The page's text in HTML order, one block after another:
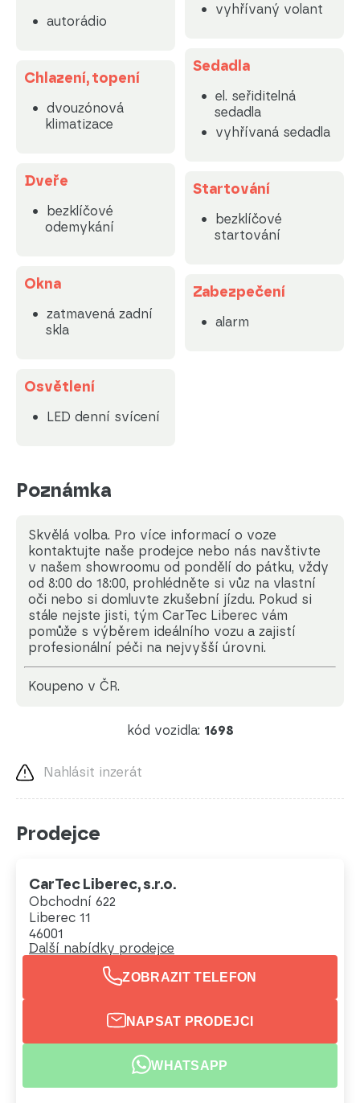
autorádio
Chlazení, topení
dvouzónová
klimatizace
Dveře
bezklíčové
odemykání
Okna
zatmavená zadní
skla
Osvětlení
LED denní svícení
vyhřívaný volant
Sedadla
el. seřiditelná
sedadla
vyhřívaná sedadla
Startování
bezklíčové
startování
Zabezpečení
alarm
Poznámka
Skvělá volba. Pro více informací o voze
kontaktujte naše prodejce nebo nás navštivte
v našem showroomu od pondělí do pátku, vždy
od 8:00 do 18:00, prohlédněte si vůz na vlastní
oči nebo si domluvte zkušební jízdu. Pokud si
stále nejste jisti, tým CarTec Liberec vám
pomůže s výběrem ideálního vozu a zajistí
profesionální péči na nejvyšší úrovni.
koupeno v ČR.
kód vozidla: 1698
Nahlásit inzerát
Prodejce
CarTec Liberec, s.r.o.
Obchodní 622
Liberec 11
46001
Další nabídky prodejce
ZOBRAZIT TELEFON
NAPSAT PRODEJCI
WHATSAPP